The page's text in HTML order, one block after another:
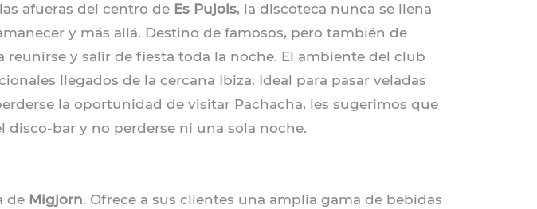
afueras del centro de Es Pujols, la discoteca nunca se llena
y más allá. Destino de famosos, pero también de
y salir de fiesta toda la noche. El ambiente del club
llegados de la cercana Ibiza. Ideal para pasar veladas
la oportunidad de visitar Pachacha, les sugerimos que
disco-bar y no perderse ni una sola noche.
de Migjorn. Ofrece a sus clientes una amplia gama de bebidas